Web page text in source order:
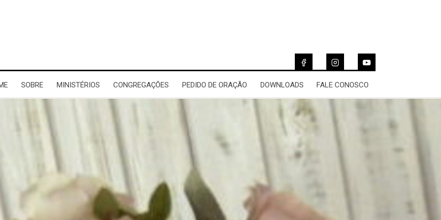
SOBRE MINISTÉRIOS CONGREGAÇÕES PEDIDO DE ORAÇÃO DOWNLOADS FALE CONOSCO